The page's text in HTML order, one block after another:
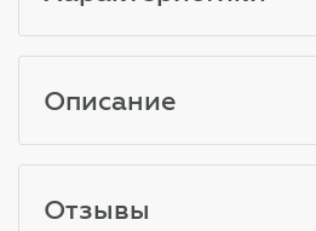
Описание
Отзывы